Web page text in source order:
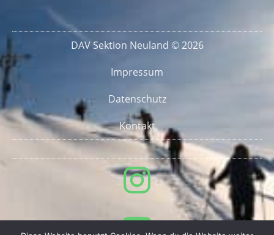
DAV Sektion Neuland © 2026
Impressum
Datenschutz
Kontakt